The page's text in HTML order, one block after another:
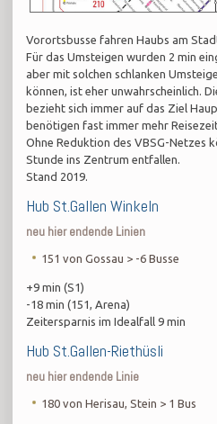
Vorortsbusse fahren Haubs am
Für das Umsteigen wurden 2 min
aber mit solchen schlanken
können, ist eher unwahrscheinlich.
bezieht sich immer auf das Ziel
benötigen fast immer mehr
Ohne Reduktion des VBSG-Netzes
Stunde ins Zentrum entfallen.
Stand 2019.
Hub St.Gallen Winkeln
neu hier endende Linien
151 von Gossau > -6 Busse
+9 min (S1)
-18 min (151, Arena)
Zeitersparnis im Idealfall 9 min
​Hub St.Gallen-Riethüsli
neu hier endende Linie
180 von Herisau, Stein > 1 Bus